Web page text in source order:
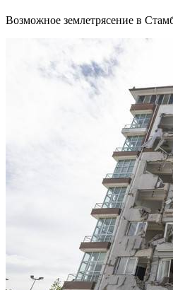
Возможное землетрясение в